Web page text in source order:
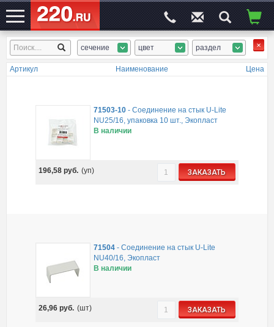
ЭЛЕКТРОСАЙТ№1 сечение цвет раздел
Артикул Наименование Цена
71503-10 -Соединение на стык U-Lite
NU25/16, упаковка 10 шт., Экопласт
В наличии
196,58руб. (уп) ЗАКАЗАТЬ
71504 -Соединение на стык U-Lite
NU40/16, Экопласт
В наличии
26,96руб. (шт) ЗАКАЗАТЬ